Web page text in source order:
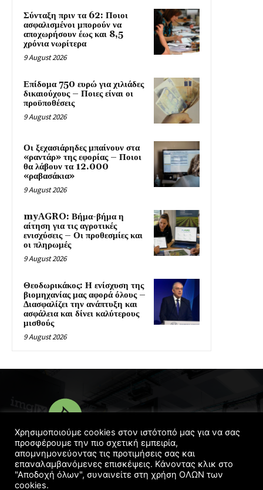
Σύνταξη πριν τα 62: Ποιοι
ασφαλισμένοι μπορούν να
αποχωρήσουν έως και 8,5
χρόνια νωρίτερα
9 August 2026
Επίδομα 750 ευρώ για χιλιάδες
δικαιούχους – Ποιες είναι οι
προϋποθέσεις
9 August 2026
Οι ξεχασιάρηδες μπαίνουν στα
«ραντάρ» της εφορίας – Ποιοι
θα λάβουν τα 12.000
«ραβασάκια»
9 August 2026
myAGRO: Βήμα-βήμα η
αίτηση για τις αγροτικές
ενισχύσεις – Οι προθεσμίες και
οι πληρωμές
9 August 2026
Θεοδωρικάκος: Η ενίσχυση της
βιομηχανίας μας αφορά όλους –
Διασφαλίζει την ανάπτυξη και
ασφάλεια και δίνει καλύτερους
μισθούς
9 August 2026
© Copyright 2016 - 2022 | DesignedGeorgelaskos.com
Χρησιμοποιούμε cookies στον ιστότοπό μας για να σας
προσφέρουμε την πιο σχετική εμπειρία,
απομνημονεύοντας τις προτιμήσεις σας και
επαναλαμβανόμενες επισκέψεις. Κάνοντας κλικ στο
"Αποδοχή όλων", συναινείτε στη χρήση ΟΛΩΝ των
cookies.